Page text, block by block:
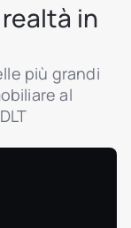
in
più grandi
al